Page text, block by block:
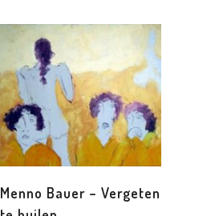
Menno Bauer – Vergeten